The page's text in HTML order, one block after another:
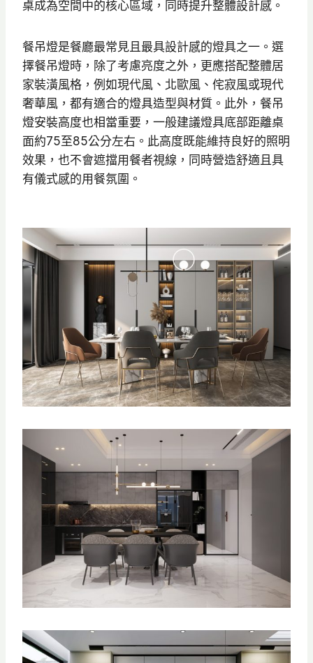
桌成為空間中的核心區域，同時提升整體設計感。
餐吊燈是餐廳最常見且最具設計感的燈具之一。選
擇餐吊燈時，除了考慮亮度之外，更應搭配整體居
家裝潢風格，例如現代風、北歐風、侘寂風或現代
奢華風，都有適合的燈具造型與材質。此外，餐吊
燈安裝高度也相當重要，一般建議燈具底部距離桌
面約75至85公分左右。此高度既能維持良好的照明
效果，也不會遮擋用餐者視線，同時營造舒適且具
有儀式感的用餐氛圍。